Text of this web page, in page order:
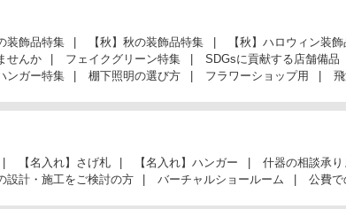
装飾品特集 【秋】秋の装飾品特集 【秋】ハロウィン装
せんか フェイクグリーン特集 SDGsに貢献する店舗備品
ンガー特集 棚下照明の選び方 フラワーショップ用
【名入れ】さげ札 【名入れ】ハンガー 什器の相談承り
設計・施工をご検討の方 バーチャルショールーム 公費で